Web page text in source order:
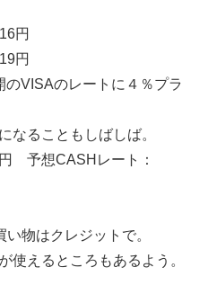
円
円
VISAのレートに４％プラ
なることもしばしば。
予想CASHレート：
物はクレジットで。
使えるところもあるよう。